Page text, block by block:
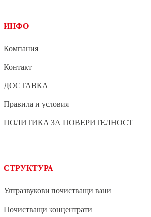
ИНФО
Компания
Контакт
ДОСТАВКА
Правила и условия
ПОЛИТИКА ЗА ПОВЕРИТЕЛНОСТ
СТРУКТУРА
Ултразвукови почистващи вани
Почистващи концентрати